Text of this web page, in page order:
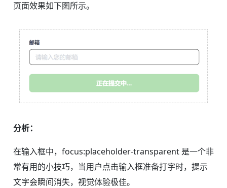
页面效果如下图所示。
分析：
在输入框中，focus:placeholder-transparent 是一个非
常有用的小技巧，当用户点击输入框准备打字时，提示
文字会瞬间消失，视觉体验极佳。